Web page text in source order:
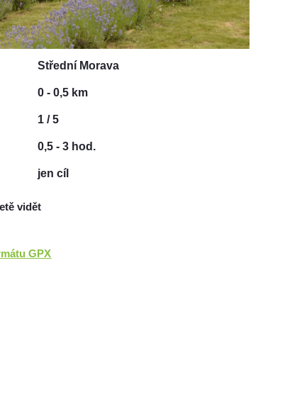
Střední Morava
0 - 0,5 km
1 / 5
0,5 - 3 hod.
jen cíl
vidět
GPX